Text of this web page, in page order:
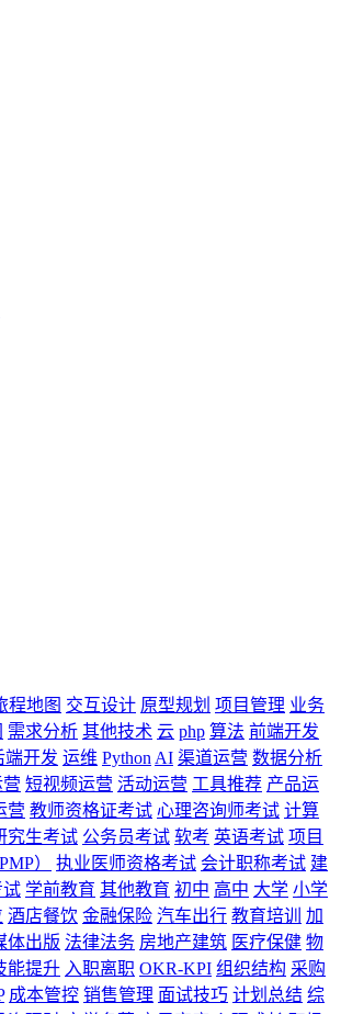
程地图 交互设计 原型规划 项目管理 业务
需求分析 其他技术 云 php 算法 前端开发
端开发 运维 Python AI 渠道运营 数据分析
短视频运营 活动运营 工具推荐 产品运
营 教师资格证考试 心理咨询师考试 计算
究生考试 公务员考试 软考 英语考试 项目
）
执业医师资格考试 会计职称考试 建
试 学前教育 其他教育 初中 高中 大学 小学
酒店餐饮 金融保险 汽车出行 教育培训
加
体出版 法律法务 房地产建筑 医疗保健 物
能提升 入职离职 OKR-KPI 组织结构 采购
成本管控 销售管理 面试技巧 计划总结 综